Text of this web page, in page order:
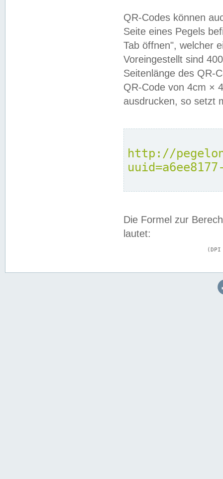
QR-Codes können
Seite eines Pegels
Tab öffnen", welcher
Voreingestellt sind
Seitenlänge des QR-
QR-Code von 4cm ×
ausdrucken, so setzt
http://
Die Formel zur
lautet: